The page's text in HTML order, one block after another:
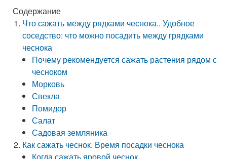
Содержание
Что сажать между рядками чеснока.. Удобное
соседство: что можно посадить между грядками
чеснока
Почему рекомендуется сажать растения рядом с
чесноком
Морковь
Свекла
Помидор
Салат
Садовая земляника
Как сажать чеснок. Время посадки чеснока